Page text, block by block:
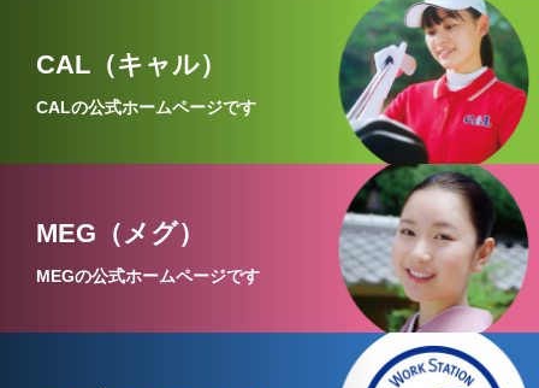
CAL（キャル）
CALの公式ホームページです
MEG（メグ）
MEGの公式ホームページです